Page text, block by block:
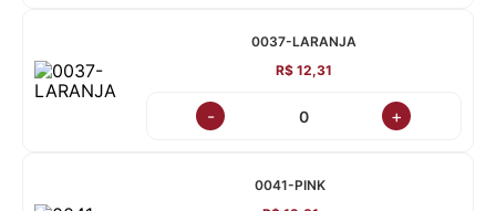
0037-LARANJA
R$ 12,31
- +
0041-PINK